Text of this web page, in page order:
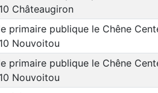
Châteaugiron
primaire publique le Chêne
Nouvoitou
primaire publique le Chêne
Nouvoitou